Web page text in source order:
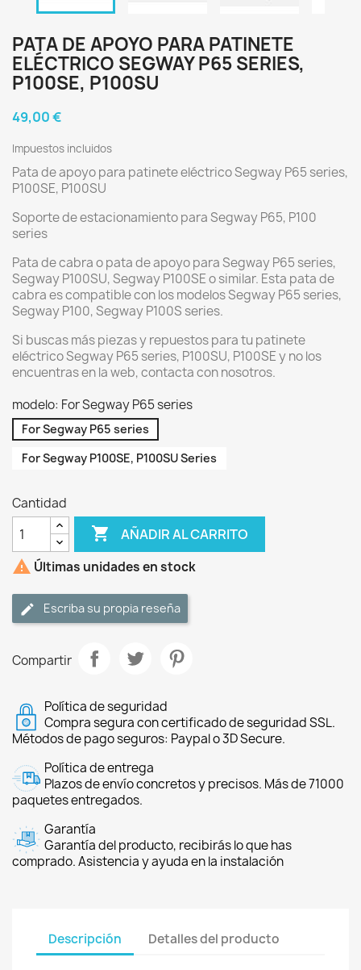
PATA DE APOYO PARA PATINETE
ELÉCTRICO SEGWAY P65 SERIES,
P100SE, P100SU
49,00 €
Impuestos incluidos
Pata de apoyo para patinete eléctrico Segway P65 series,
P100SE, P100SU
Soporte de estacionamiento para Segway P65, P100
series
Pata de cabra o pata de apoyo para Segway P65 series,
Segway P100SU, Segway P100SE o similar. Esta pata de
cabra es compatible con los modelos Segway P65 series,
Segway P100, Segway P100S series.
Si buscas más piezas y repuestos para tu patinete
eléctrico Segway P65 series, P100SU, P100SE y no los
encuentras en la web, contacta con nosotros.
modelo: For Segway P65 series
For Segway P65 series
For Segway P100SE, P100SU Series
Cantidad
 AÑADIR AL CARRITO
 Últimas unidades en stock
Escriba su propia reseña
Compartir
Política de seguridad
Compra segura con certificado de seguridad SSL.
Métodos de pago seguros: Paypal o 3D Secure.
Política de entrega
Plazos de envío concretos y precisos. Más de 71000
paquetes entregados.
Garantía
Garantía del producto, recibirás lo que has
comprado. Asistencia y ayuda en la instalación
Descripción Detalles del producto